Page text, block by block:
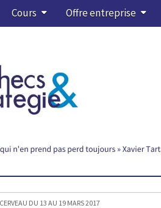
Cours Offre entreprise
DU 13 AU 19 MARS 2017